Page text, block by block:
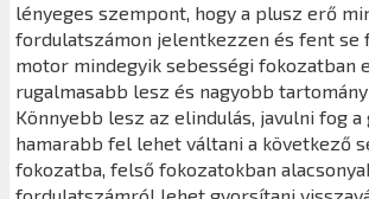
lényeges szempont, hogy a plusz erő
fordulatszámon jelentkezzen és fent se
motor mindegyik sebességi fokozatban
rugalmasabb lesz és nagyobb
Könnyebb lesz az elindulás, javulni fog a
hamarabb fel lehet váltani a következő
fokozatba, felső fokozatokban